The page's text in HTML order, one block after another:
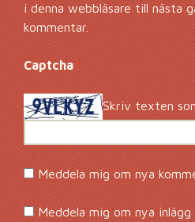
i denna webbläsare till nästa
kommentar.
Captcha *
Skriv texten
Meddela mig om nya
Meddela mig om nya